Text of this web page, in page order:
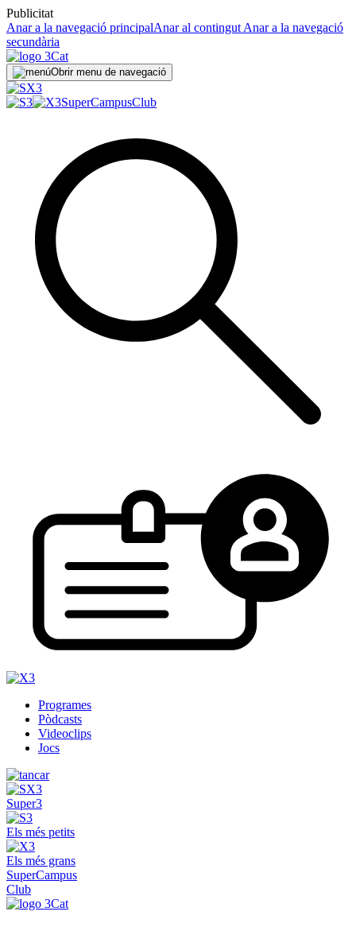
Publicitat
Anar a la navegació principalAnar al contingut Anar a la navegació
secundària
Obrir menu de navegació
SuperCampusClub
Programes
Pòdcasts
Videoclips
Jocs
Super3
Els més petits
Els més grans
SuperCampus
Club